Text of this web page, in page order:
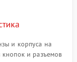
и корпуса на
и разъемов